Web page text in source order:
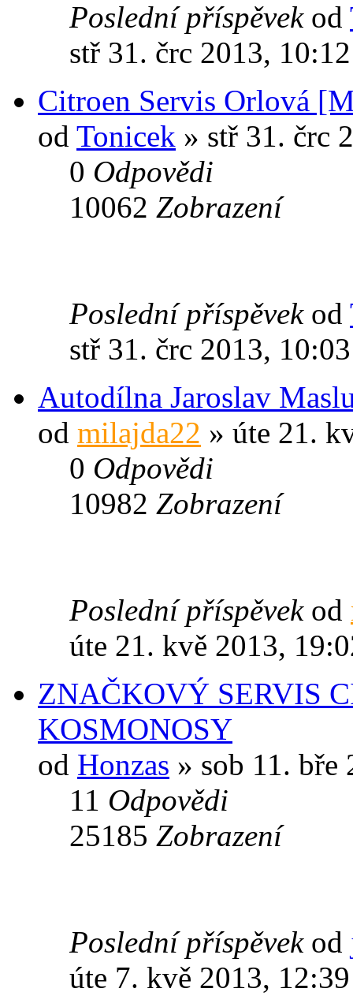
Poslední příspěvek od
stř 31. črc 2013, 10:12
Citroen Servis Orlová
od Tonicek » stř 31. črc
0 Odpovědi
10062 Zobrazení
Poslední příspěvek od
stř 31. črc 2013, 10:03
Autodílna Jaroslav
od milajda22 » úte 21.
0 Odpovědi
10982 Zobrazení
Poslední příspěvek od
úte 21. kvě 2013,
ZNAČKOVÝ SERVIS
KOSMONOSY
od Honzas » sob 11. bře
11 Odpovědi
25185 Zobrazení
Poslední příspěvek od
úte 7. kvě 2013, 12:39